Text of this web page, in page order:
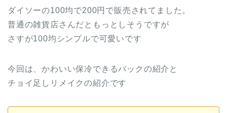
ダイソーの100均で200円で販売されてました。
普通の雑貨店さんだともっとしそうですが
さすが100均シンプルで可愛いです
今回は、かわいい保冷できるバックの紹介と
チョイ足しリメイクの紹介です